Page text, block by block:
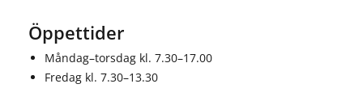
Öppettider
Måndag–torsdag kl. 7.30–17.00
Fredag kl. 7.30–13.30